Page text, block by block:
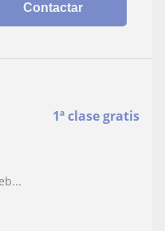
Contactar
1ª clase gratis